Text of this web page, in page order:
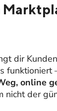
dir
funktioniert
online
nicht der